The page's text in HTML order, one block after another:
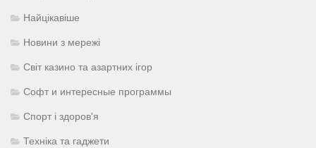
Найцікавіше
Новини з мережі
Світ казино та азартних ігор
Софт и интересные программы
Спорт і здоров'я
Техніка та гаджети